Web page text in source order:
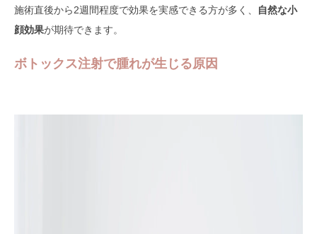
施術直後から2週間程度で効果を実感できる方が多く、
自然な小
顔効果が期待できます。
ボトックス注射で腫れが生じる原因